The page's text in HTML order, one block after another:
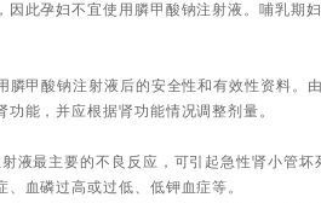
因此孕妇不宜使用膦甲酸钠注射液。哺乳期
膦甲酸钠注射液后的安全性和有效性资料。
能，并应根据肾功能情况调整剂量。
液最主要的不良反应，可引起急性肾小管
血磷过高或过低、低钾血症等。